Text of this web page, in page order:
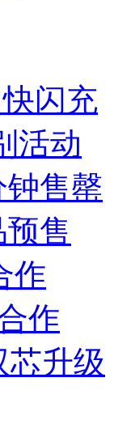
闪充
活动
钟售罄
预售
作
作
芯升级